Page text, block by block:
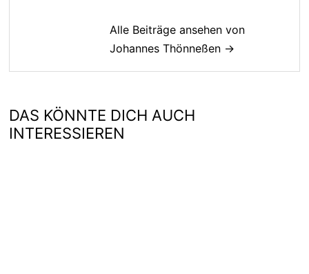
Alle Beiträge ansehen von
Johannes Thönneßen →
DAS KÖNNTE DICH AUCH
INTERESSIEREN